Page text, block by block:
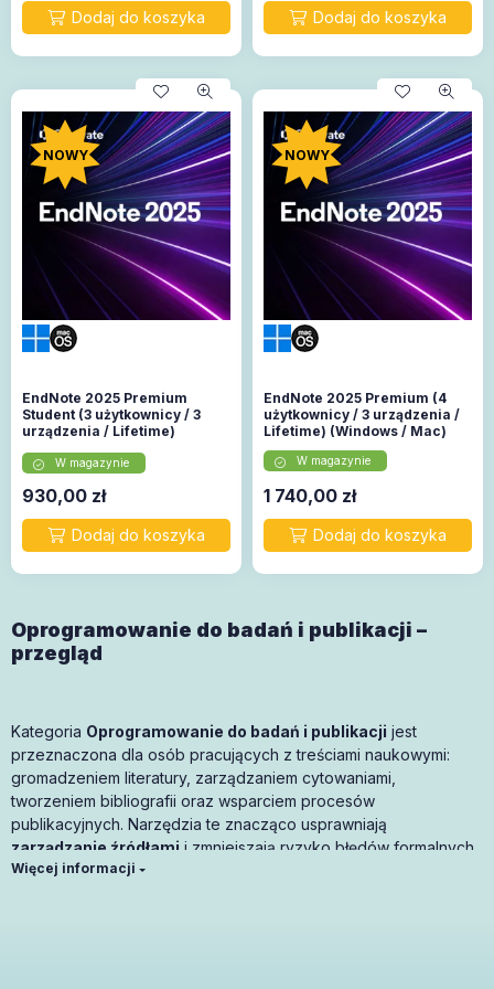
NOWY
EndNote 2025 Premium
Student (3 użytkownicy / 3
urządzenia / Lifetime)
W magazynie
930,00 zł
NOWY
EndNote 2025 Premium (4
użytkownicy / 3 urządzenia /
Lifetime) (Windows / Mac)
W magazynie
1 740,00 zł
Oprogramowanie do badań i publikacji –
przegląd
Kategoria Oprogramowanie do badań i publikacji jest
przeznaczona dla osób pracujących z treściami naukowymi:
gromadzeniem literatury, zarządzaniem cytowaniami,
tworzeniem bibliografii oraz wsparciem procesów
publikacyjnych. Narzędzia te znacząco usprawniają
zarządzanie źródłami i zmniejszają ryzyko błędów formalnych
podczas przygotowywania prac zaliczeniowych, dyplomowych,